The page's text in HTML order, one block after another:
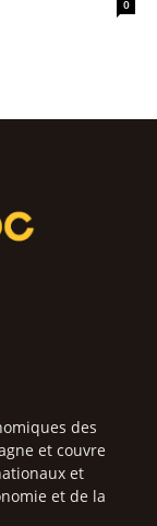
0
des
et couvre
et
et de la